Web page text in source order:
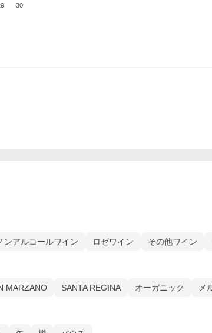
30
ンアルコールワイン ロゼワイン その他ワイン
MARZANO SANTA REGINA オーガニック メ